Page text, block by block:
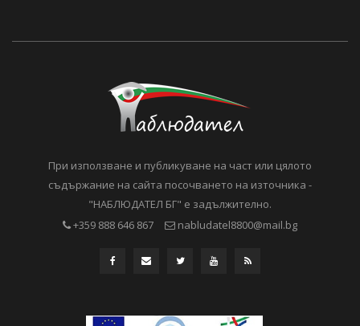
При използване и публикуване на част или цялото
съдържание на сайта посочването на източника -
"НАБЛЮДАТЕЛ БГ" е задължително.
+359 888 646 867
nabludatel8800@mail.bg